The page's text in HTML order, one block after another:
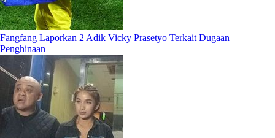
Fangfang Laporkan 2 Adik Vicky Prasetyo Terkait Dugaan
Penghinaan